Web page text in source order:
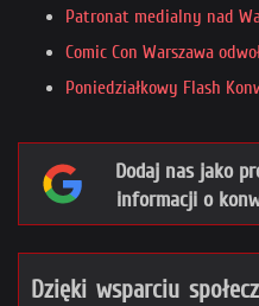
Patronat medialny nad
Comic Con Warszawa
Poniedziałkowy Flash
Dodaj nas jako
informacji o
Dzięki wsparciu